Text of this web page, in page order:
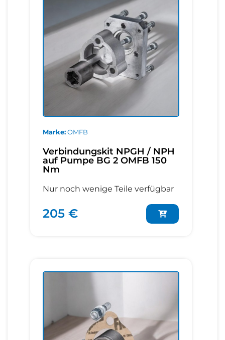
Marke OMFB
Verbindungskit NPGH / NPH
auf Pumpe BG 2 OMFB 150
Nm
Nur noch wenige Teile verfügbar
205 €